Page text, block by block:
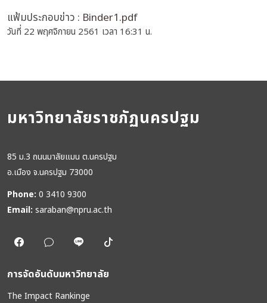
แฟ้มประกอบข่าว : Binder1.pdf
วันที่ 22 พฤศจิกายน 2561 เวลา 16:31 น.
มหาวิทยาลัยราชภัฏนครปฐม
85 ม.3 ถนนมาลัยแมน ต.นครปฐม
อ.เมือง จ.นครปฐม 73000
Phone: 0 3410 9300
Email: saraban@npru.ac.th
การจัดอันดับมหาวิทยาลัย
The Impact Rankinge